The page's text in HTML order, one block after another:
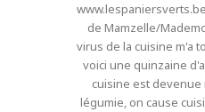
de Mamzelle/
virus de la cuisine m'a
voici une quinzaine
cuisine est devenue
légumie, on cause